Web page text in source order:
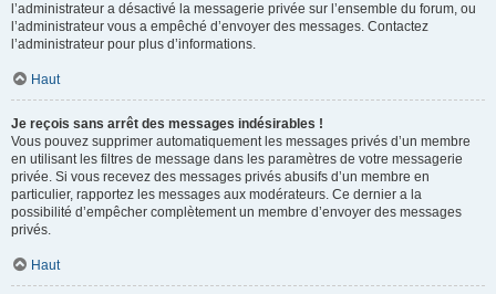
l’administrateur a désactivé la messagerie privée sur l’ensemble du forum, ou
l’administrateur vous a empêché d’envoyer des messages. Contactez
l’administrateur pour plus d’informations.
Haut
Je reçois sans arrêt des messages indésirables !
Vous pouvez supprimer automatiquement les messages privés d’un membre
en utilisant les filtres de message dans les paramètres de votre messagerie
privée. Si vous recevez des messages privés abusifs d’un membre en
particulier, rapportez les messages aux modérateurs. Ce dernier a la
possibilité d’empêcher complètement un membre d’envoyer des messages
privés.
Haut